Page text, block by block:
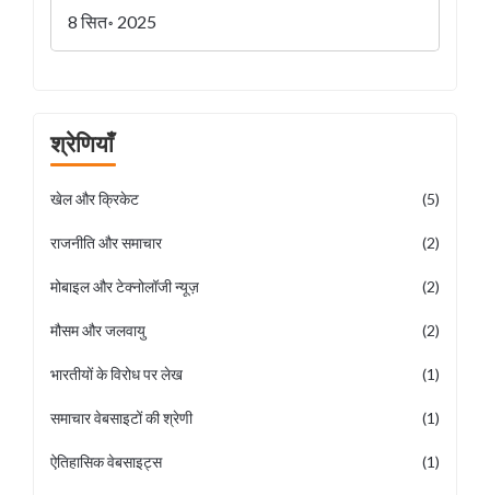
8 सित॰ 2025
श्रेणियाँ
खेल और क्रिकेट (5)
राजनीति और समाचार (2)
मोबाइल और टेक्नोलॉजी न्यूज़ (2)
मौसम और जलवायु (2)
भारतीयों के विरोध पर लेख (1)
समाचार वेबसाइटों की श्रेणी (1)
ऐतिहासिक वेबसाइट्स (1)